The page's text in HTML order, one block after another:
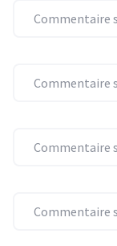
Commentaire
Commentaire
Commentaire
Commentaire